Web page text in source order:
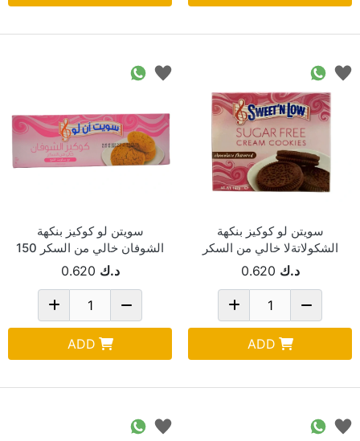
سويتن لو كوكيز بنكهة
الشكولاتةلا خالي من السكر
162 جمد.ك 0.620
ADD
سويتن لو كوكيز بنكهة
الشوفان خالي من السكر 150
جم د.ك 0.620
ADD